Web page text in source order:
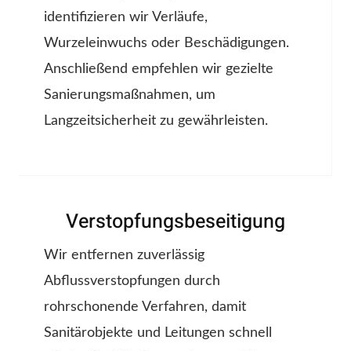
identifizieren wir Verläufe,
Wurzeleinwuchs oder Beschädigungen.
Anschließend empfehlen wir gezielte
Sanierungsmaßnahmen, um
Langzeitsicherheit zu gewährleisten.
Verstopfungsbeseitigung
Wir entfernen zuverlässig
Abflussverstopfungen durch
rohrschonende Verfahren, damit
Sanitärobjekte und Leitungen schnell